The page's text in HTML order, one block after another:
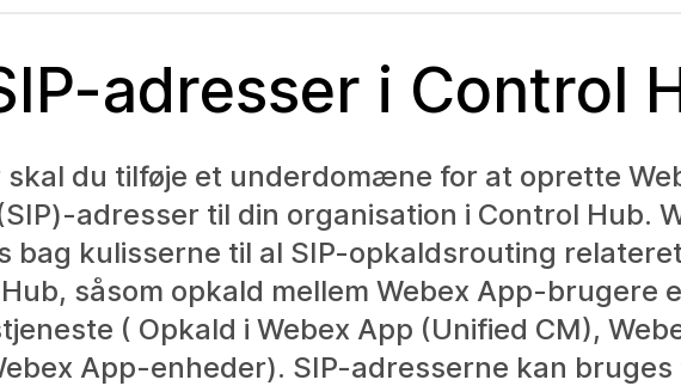
adresser i Control
du tilføje et underdomæne for at oprette
adresser til din organisation i Control Hub.
bag kulisserne til al SIP-opkaldsrouting
såsom opkald mellem Webex App-brugere
( Opkald i Webex App (Unified CM),
App-enheder). SIP-adresserne kan